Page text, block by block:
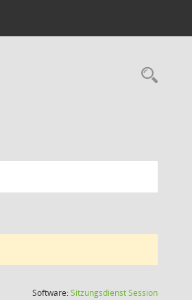
Software:SitzungsdienstSession(Wird in